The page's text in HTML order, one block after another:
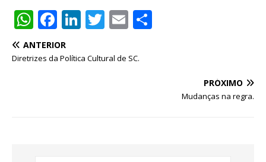
W
h
at
F
a
c
Li
k
T
it
E
ai
ANTERIOR
Diretrizes da Política Cultural de SC.
PRÓXIMO
Mudanças na regra.